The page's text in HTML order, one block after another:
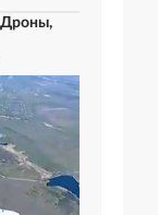
Дроны,